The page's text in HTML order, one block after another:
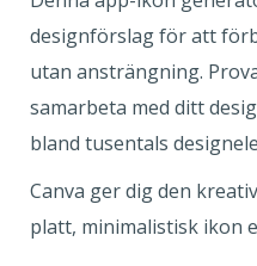
designförslag för att
utan ansträngning.
samarbeta med ditt
bland tusentals
Canva ger dig den
platt, minimalistisk ikon